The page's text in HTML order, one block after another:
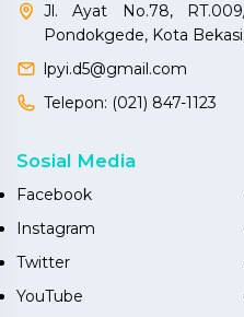
Jl. Ayat No.78,
Pondokgede, Kota
lpyi.d5@gmail.com
Telepon: (021) 847-1123
Sosial Media
Facebook
Instagram
Twitter
YouTube